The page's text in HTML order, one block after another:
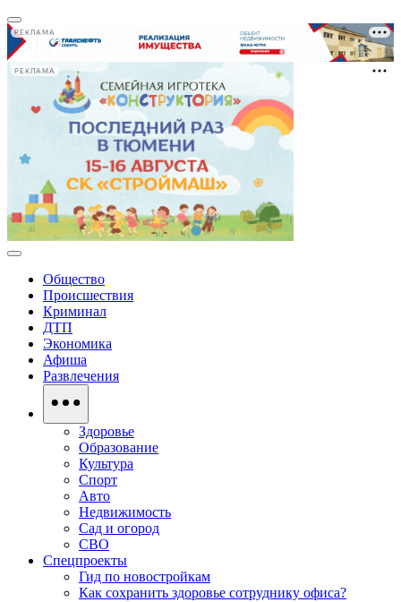
РЕКЛАМА
РЕКЛАМА
Общество
Происшествия
Криминал
ДТП
Экономика
Афиша
Развлечения
Здоровье
Образование
Культура
Спорт
Авто
Недвижимость
Сад и огород
СВО
Спецпроекты
Гид по новостройкам
Как сохранить здоровье сотруднику офиса?